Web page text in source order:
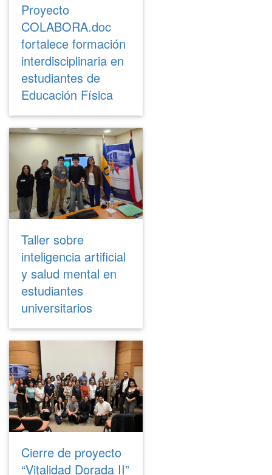
Proyecto
COLABORA.doc
fortalece formación
interdisciplinaria en
estudiantes de
Educación Física
Taller sobre
inteligencia artificial
y salud mental en
estudiantes
universitarios
Cierre de proyecto
“Vitalidad Dorada II”